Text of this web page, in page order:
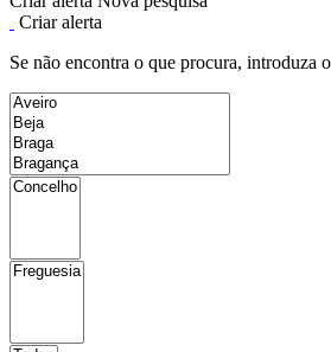
Criar alerta
Se não encontra o que procura, introduza